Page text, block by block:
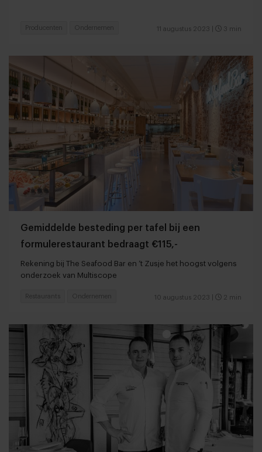
11 augustus 2023 3 min
Producenten Ondernemen
Gemiddelde besteding per tafel bij een
formulerestaurant bedraagt €115,-
Rekening bij The Seafood Bar en ’t Zusje het hoogst volgens
onderzoek van Multiscope
10 augustus 2023 2 min
Restaurants Ondernemen